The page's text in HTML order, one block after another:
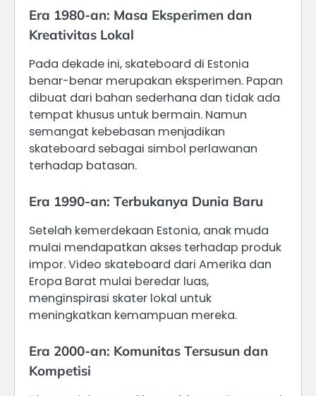
Era 1980-an: Masa Eksperimen dan
Kreativitas Lokal
Pada dekade ini, skateboard di Estonia
benar-benar merupakan eksperimen. Papan
dibuat dari bahan sederhana dan tidak ada
tempat khusus untuk bermain. Namun
semangat kebebasan menjadikan
skateboard sebagai simbol perlawanan
terhadap batasan.
Era 1990-an: Terbukanya Dunia Baru
Setelah kemerdekaan Estonia, anak muda
mulai mendapatkan akses terhadap produk
impor. Video skateboard dari Amerika dan
Eropa Barat mulai beredar luas,
menginspirasi skater lokal untuk
meningkatkan kemampuan mereka.
Era 2000-an: Komunitas Tersusun dan
Kompetisi